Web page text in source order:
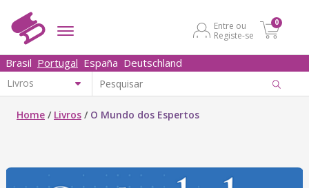
Entre ou
Registe-se
0
Brasil Portugal España Deutschland
Home / Livros / O Mundo dos Espertos